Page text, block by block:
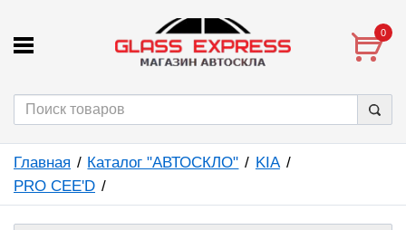
0
Главная Каталог "АВТОСКЛО"
KIA
PRO CEE'D